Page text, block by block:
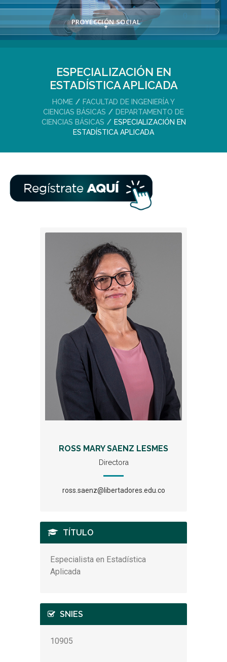
PROYECCIÓN SOCIAL
+
ESPECIALIZACIÓN EN
ESTADÍSTICA APLICADA
HOME
FACULTAD DE INGENIERÍA Y
CIENCIAS BÁSICAS
DEPARTAMENTO DE
CIENCIAS BÁSICAS
ESPECIALIZACIÓN EN
ESTADÍSTICA APLICADA
ROSS MARY SAENZ LESMES
Directora
ross.saenz@libertadores.edu.co
TÍTULO
Especialista en Estadística
Aplicada
SNIES
10905